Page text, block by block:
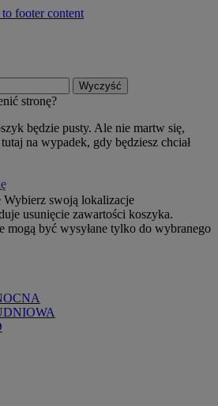
footer content
Wyczyść
stronę?
będzie pusty. Ale nie martw się,
na wypadek, gdy będziesz chciał
Wybierz swoją lokalizacje
usunięcie zawartości koszyka.
mogą być wysyłane tylko do wybranego